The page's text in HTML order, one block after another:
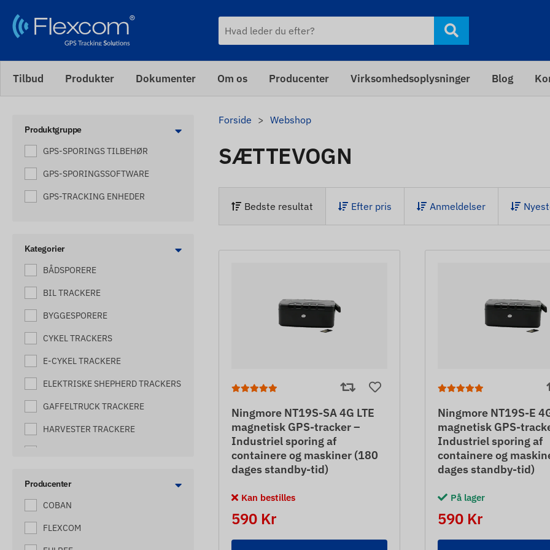
Tilbud Produkter Dokumenter Om os Producenter Virksomhedsoplysninger Blog
Produktgruppe
GPS-SPORINGS TILBEHØR
GPS-SPORINGSSOFTWARE
GPS-TRACKING ENHEDER
Kategorier
BÅDSPORERE
BIL TRACKERE
BYGGESPORERE
CYKEL TRACKERS
E-CYKEL TRACKERE
ELEKTRISKE SHEPHERD TRACKERS
GAFFELTRUCK TRACKERE
HARVESTER TRACKERE
Producenter
COBAN
FLEXCOM
Forside Webshop
SÆTTEVOGN
Bedste resultat Efter pris Anmeldelser
Ningmore NT19S-SA 4G LTE
magnetisk GPS-tracker –
Industriel sporing af
containere og maskiner (180
dages standby-tid)
Kan bestilles
590 Kr
Ningmore NT19S-E
magnetisk GPS-
Industriel sporing af
containere og
dages standby-tid)
På lager
590 Kr